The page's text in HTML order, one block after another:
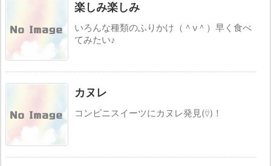
楽しみ楽しみ
いろんな種類のふりかけ（＾ν＾）早く食べ
てみたい♪
カヌレ
コンビニスイーツにカヌレ発見(⍢︎)！